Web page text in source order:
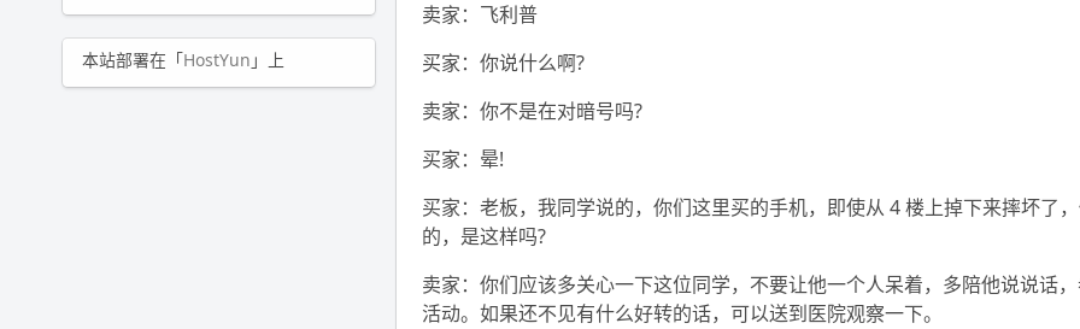
卖家：飞利普
买家：你说什么啊?
卖家：你不是在对暗号吗?
买家：晕!
买家：老板，我同学说的，你们这里买的手机，即使从 4 楼上掉下来摔坏了
的，是这样吗?
卖家：你们应该多关心一下这位同学，不要让他一个人呆着，多陪他说说话
活动。如果还不见有什么好转的话，可以送到医院观察一下。
本站部署在「HostYun 」上